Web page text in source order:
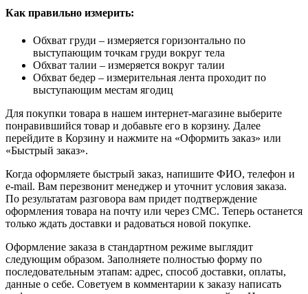
Как правильно измерить:
Обхват груди – измеряется горизонтально по
выступающим точкам груди вокруг тела
Обхват талии – измеряется вокруг талии
Обхват бедер – измерительная лента проходит по
выступающим местам ягодиц
Для покупки товара в нашем интернет-магазине выберите
понравившийся товар и добавьте его в корзину. Далее
перейдите в Корзину и нажмите на «Оформить заказ» или
«Быстрый заказ».
Когда оформляете быстрый заказ, напишите ФИО, телефон и
e-mail. Вам перезвонит менеджер и уточнит условия заказа.
По результатам разговора вам придет подтверждение
оформления товара на почту или через СМС. Теперь останется
только ждать доставки и радоваться новой покупке.
Оформление заказа в стандартном режиме выглядит
следующим образом. Заполняете полностью форму по
последовательным этапам: адрес, способ доставки, оплаты,
данные о себе. Советуем в комментарии к заказу написать